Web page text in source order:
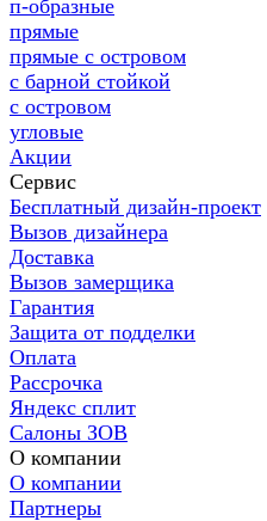
п-образные
прямые
прямые с островом
с барной стойкой
с островом
угловые
Акции
Сервис
Бесплатный дизайн-проект
Вызов дизайнера
Доставка
Вызов замерщика
Гарантия
Защита от подделки
Оплата
Рассрочка
Яндекс сплит
Салоны ЗОВ
О компании
О компании
Партнеры